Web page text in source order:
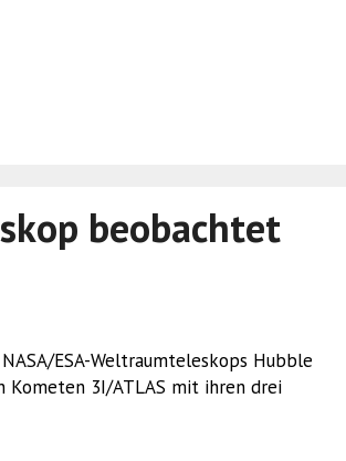
beobachtet
ESA-Weltraumteleskops Hubble
3I/ATLAS mit ihren drei